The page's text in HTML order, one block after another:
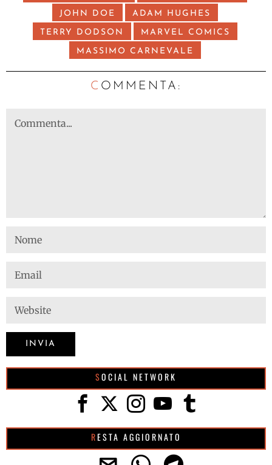
JOHN DOE ADAM HUGHES
TERRY DODSON MARVEL COMICS
MASSIMO CARNEVALE
C OMMENTA:
SOCIAL NETWORK
RESTA AGGIORNATO